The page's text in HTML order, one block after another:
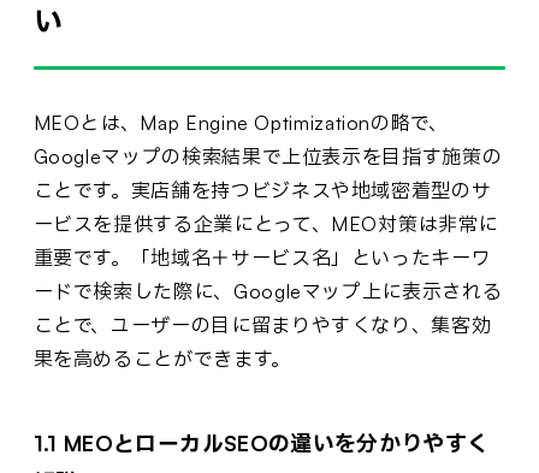
い
MEOとは、Map Engine Optimizationの略で、
Googleマップの検索結果で上位表示を目指す施策の
ことです。実店舗を持つビジネスや地域密着型のサ
ービスを提供する企業にとって、MEO対策は非常に
重要です。「地域名＋サービス名」といったキーワ
ードで検索した際に、Googleマップ上に表示される
ことで、ユーザーの目に留まりやすくなり、集客効
果を高めることができます。
1.1 MEOとローカルSEOの違いを分かりやすく